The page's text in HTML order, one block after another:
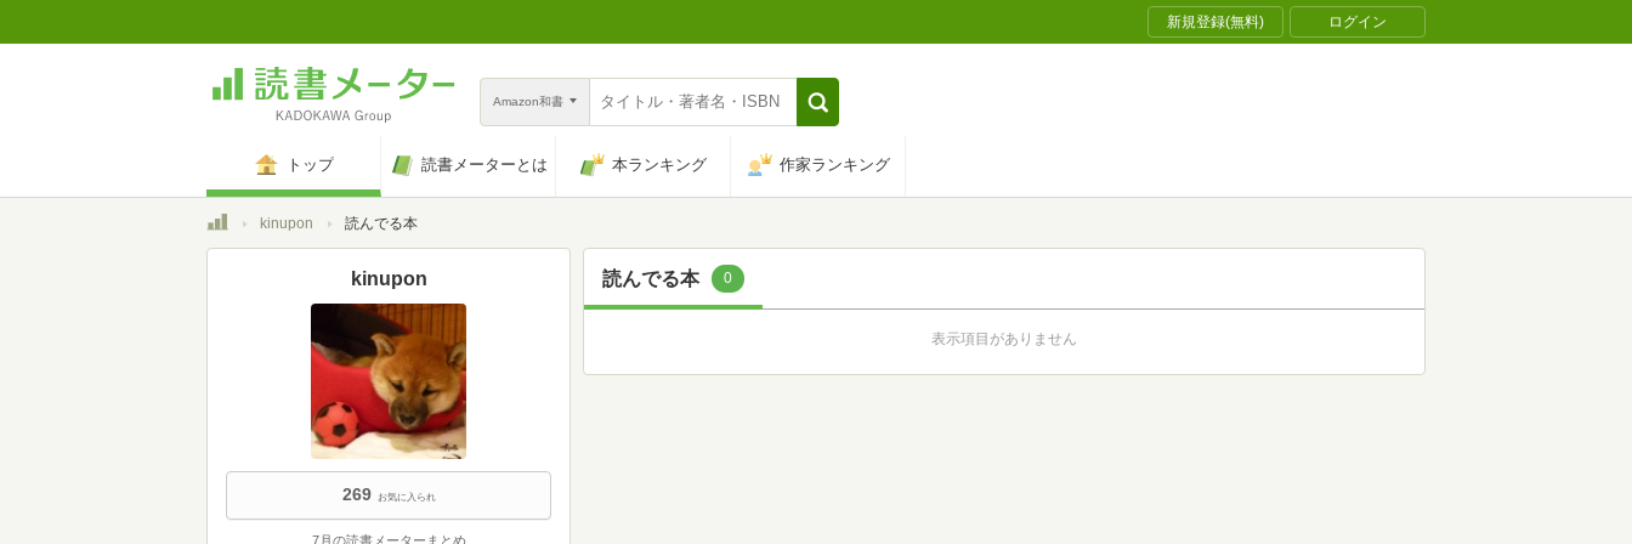
新規登録(無料) ログイン
Amazon和書
トップ 読書メーターとは 本ランキング 作家ランキング
トップkinupon 読んでる本
読んでる本 0
表示項目がありません
kinupon
269 お気に入られ
7月の読書メーターまとめ